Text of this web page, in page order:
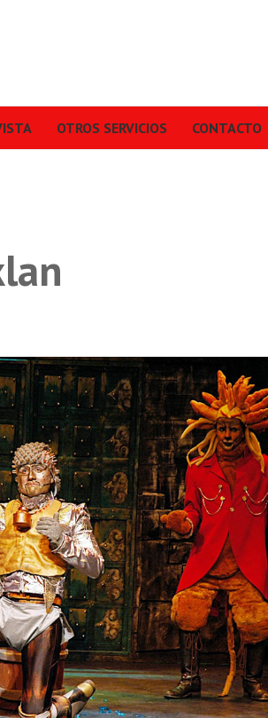
OTROS SERVICIOS CONTACTO